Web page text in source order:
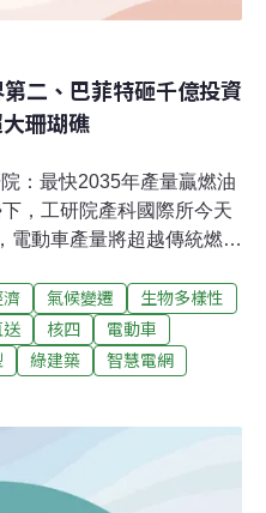
二、巴菲特砸千億投資
珊瑚礁
：最快2035年產量贏燃油
，工研院產科國際所今天
電動車產量將超越傳統燃油
東亞（中國、台灣、日
。（中央社報導）僅次法
比世界第二因應近年能源
慧電網。台電說明，新加
Ltd）自2018年起發布
升為第二名，獲得國際肯
氣候變遷
生物多樣性
核四
電動車
綠建築
智慧電網